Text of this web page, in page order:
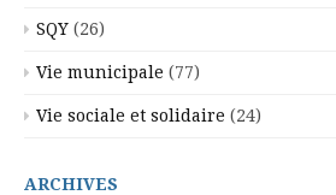
SQY (26)
Vie municipale (77)
Vie sociale et solidaire (24)
ARCHIVES